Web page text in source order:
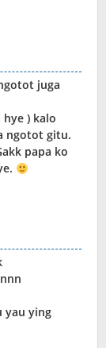
juga
hye ) kalo
ngotot gitu.
papa ko
yau ying